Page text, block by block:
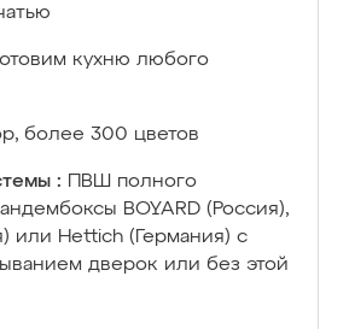
кухню любого
более 300 цветов
:
ПВШ полного
BOYARD (Россия),
или Hettich (Германия) с
дверок или без этой